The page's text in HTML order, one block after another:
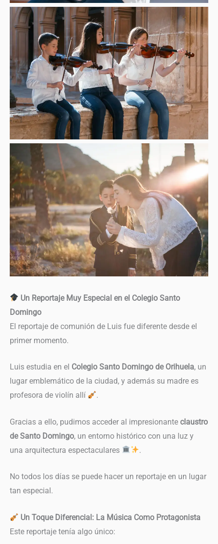
Un Reportaje Muy Especial en el Colegio Santo
Domingo
El reportaje de comunión de Luis fue diferente desde el
primer momento.
Luis estudia en el Colegio Santo Domingo de Orihuela, un
lugar emblemático de la ciudad, y además su madre es
profesora de violín allí
.
Gracias a ello, pudimos acceder al impresionante claustro
de Santo Domingo, un entorno histórico con una luz y
una arquitectura espectaculares
.
No todos los días se puede hacer un reportaje en un lugar
tan especial.
Un Toque Diferencial: La Música Como Protagonista
Este reportaje tenía algo único: